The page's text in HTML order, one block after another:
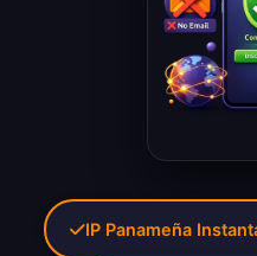
IP Panameña